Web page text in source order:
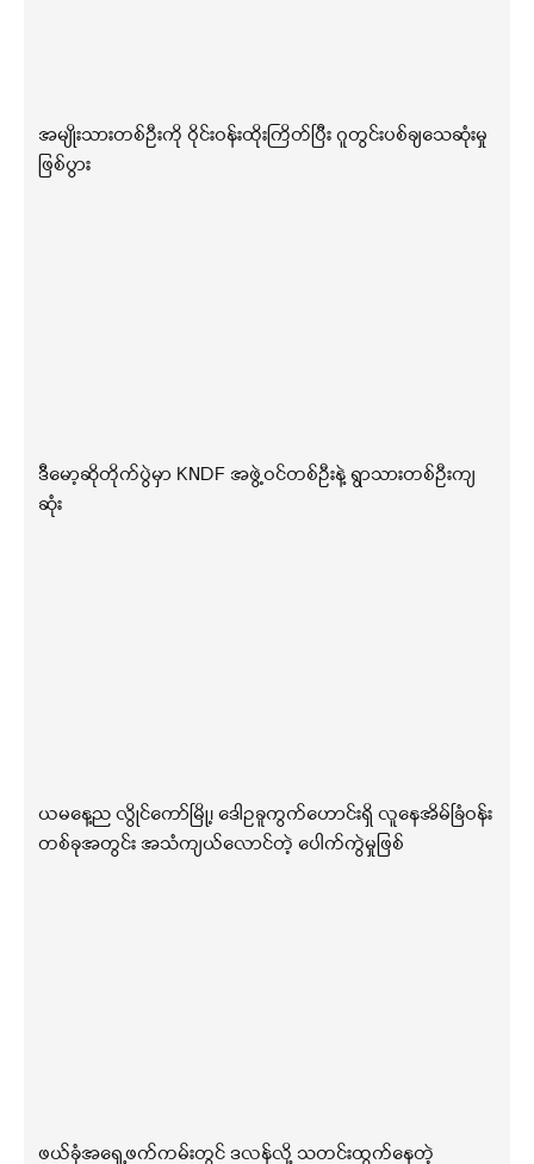
အမျိုးသားတစ်ဦးကို ဝိုင်းဝန်းထိုးကြိတ်ပြီး ဂူတွင်းပစ်ချသေဆုံးမှု
ဖြစ်ပွား
ဒီမော့ဆိုတိုက်ပွဲမှာ KNDF အဖွဲ့ဝင်တစ်ဦးနဲ့ ရွာသားတစ်ဦးကျ
ဆုံး
ယမနေ့ည လွိုင်ကော်မြို့၊ ဒေါဥခူကွက်ဟောင်းရှိ လူနေအိမ်ခြံဝန်း
တစ်ခုအတွင်း အသံကျယ်လောင်တဲ့ ပေါက်ကွဲမှုဖြစ်
ဖယ်ခုံအရှေ့ဖက်ကမ်းတွင် ဒလန်လို့ သတင်းထွက်နေတဲ့